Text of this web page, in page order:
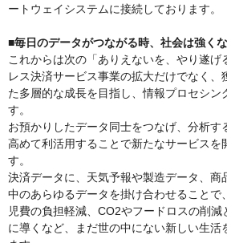
ートウェイシステムに接続しております。
■毎日のデータがつながる時、社会は強くな
これからは次の「ありえないを、やり遂げ
レス決済サービス事業の拡大だけでなく、
た多層的な成長を目指し、情報プロセシン
す。
お預かりしたデータ同士をつなげ、分析す
高めて利活用することで新たなサービスを
す。
決済データに、天気予報や製造データ、商
中のあらゆるデータを掛け合わせることで
児費の負担軽減、CO2やフードロスの削
に導くなど、まだ世の中にない新しい生活